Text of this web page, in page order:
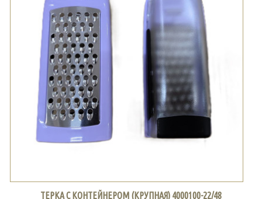
ТЕРКА С КОНТЕЙНЕРОМ (КРУПНАЯ) 4000100-22/48